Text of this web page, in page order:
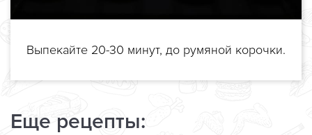
Выпекайте 20-30 минут, до румяной корочки.
Еще рецепты: